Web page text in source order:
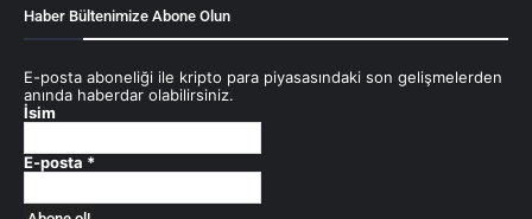
Haber Bültenimize Abone Olun
E-posta aboneliği ile kripto para piyasasındaki son gelişmelerden
anında haberdar olabilirsiniz.
İsim
E-posta *